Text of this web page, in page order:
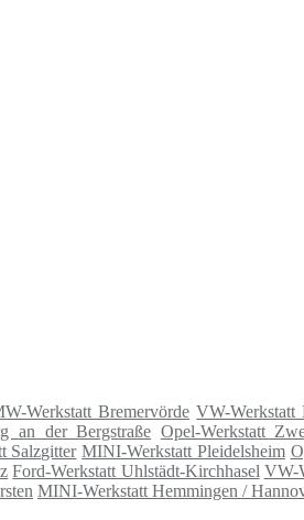
Werkstatt Bremervörde VW-Werkstatt
an der Bergstraße Opel-Werkstatt
Salzgitter MINI-Werkstatt Pleidelsheim
Ford-Werkstatt Uhlstädt-Kirchhasel VW-
MINI-Werkstatt Hemmingen /